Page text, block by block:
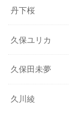
丹下桜
久保ユリカ
久保田未夢
久川綾